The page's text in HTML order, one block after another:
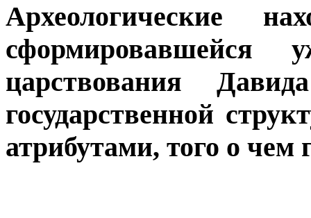
Археологические
царствования
государственной
атрибутами, того о